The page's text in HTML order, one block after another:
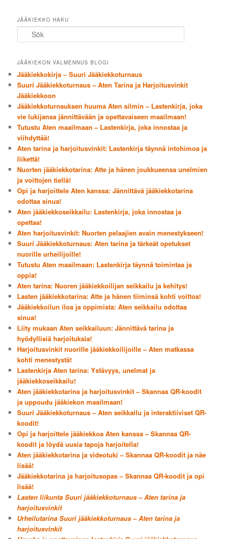
JÄÄKIEKKO HAKU
JÄÄKIEKON VALMENNUS BLOGI
Jääkiekkokirja – Suuri Jääkiekkoturnaus
Suuri Jääkiekkoturnaus – Aten Tarina ja Harjoitusvinkit
Jääkiekkoon
Jääkiekkoturnauksen huuma Aten silmin – Lastenkirja, joka
vie lukijansa jännittävään ja opettavaiseen maailmaan!
Tutustu Aten maailmaan – Lastenkirja, joka innostaa ja
viihdyttää!
Aten tarina ja harjoitusvinkit: Lastenkirja täynnä intohimoa ja
liikettä!
Nuorten jääkiekkotarina: Atte ja hänen joukkueensa unelmien
ja voittojen tiellä!
Opi ja harjoittele Aten kanssa: Jännittävä jääkiekkotarina
odottaa sinua!
Aten jääkiekkoseikkailu: Lastenkirja, joka innostaa ja
opettaa!
Aten harjoitusvinkit: Nuorten pelaajien avain menestykseen!
Suuri Jääkiekkoturnaus: Aten tarina ja tärkeät opetukset
nuorille urheilijoille!
Tutustu Aten maailmaan: Lastenkirja täynnä toimintaa ja
oppia!
Aten tarina: Nuoren jääkiekkoilijan seikkailu ja kehitys!
Lasten jääkiekkotarina: Atte ja hänen tiiminsä kohti voittoa!
Jääkiekkoilun iloa ja oppimista: Aten seikkailu odottaa
sinua!
Liity mukaan Aten seikkailuun: Jännittävä tarina ja
hyödyllisiä harjoituksia!
Harjoitusvinkit nuorille jääkiekkoilijoille – Aten matkassa
kohti menestystä!
Lastenkirja Aten tarina: Ystävyys, unelmat ja
jääkiekkoseikkailu!
Aten jääkiekkotarina ja harjoitusvinkit – Skannaa QR-koodit
ja uppoudu jääkiekon maailmaan!
Suuri Jääkiekkoturnaus – Aten seikkailu ja interaktiiviset QR-
koodit!
Opi ja harjoittele jääkiekkoa Aten kanssa – Skannaa QR-
koodit ja löydä uusia tapoja harjoitella!
Aten jääkiekkotarina ja videotuki – Skannaa QR-koodit ja näe
lisää!
Jääkiekkotarina ja harjoitusopas – Skannaa QR-koodit ja opi
lisää!
Lasten liikunta Suuri jääkiekkoturnaus – Aten tarina ja
harjoitusvinkit
Urheilutarina Suuri jääkiekkoturnaus – Aten tarina ja
harjoitusvinkit